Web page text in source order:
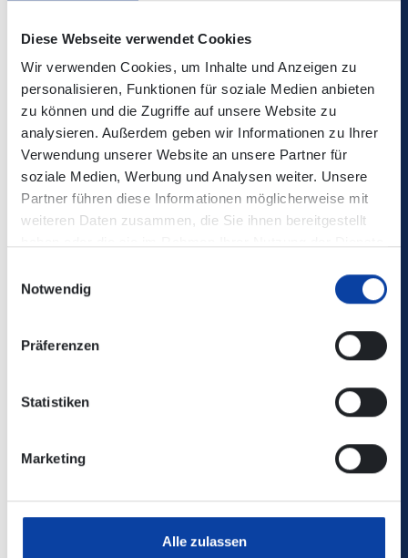
Diese Webseite verwendet Cookies
Wir verwenden Cookies, um Inhalte und Anzeigen zu
personalisieren, Funktionen für soziale Medien anbieten
zu können und die Zugriffe auf unsere Website zu
analysieren. Außerdem geben wir Informationen zu Ihrer
Verwendung unserer Website an unsere Partner für
soziale Medien, Werbung und Analysen weiter. Unsere
Partner führen diese Informationen möglicherweise mit
weiteren Daten zusammen, die Sie ihnen bereitgestellt
Notwendig
Präferenzen
Statistiken
Marketing
Alle zulassen
Ausgabe auf einer Chipkarte möglich, hierbei fallen
Am 04.07.2024 unterzeichneten die Vertreter der
Hochschulen im Verkehrsverbund Rhein-Mosel sowie der
Geschäftsführer des Verkehrsverbundes Rhein-Mosel die
entsprechenden Verträge.
„Nach den intensiven Verhandlungen der vergangenen
Monate freue ich mich sehr, dass die Hochschule Koblenz
Studierendenwerk Koblenz sowie der Verkehrsverbund
Deutschlandtickets als „neues“ Semesterticket allen
Nutzung des Öffentlichen Personennahverkehrs (ÖPNV)
eröffnet“, betont Stephan Pauly, Geschäftsführer des VRM.
„Neben dem günstigen und stark rabattierten Preis des ab
dem kommenden Wintersemester 2024/25 gültigen
Damit werden alle Verbund- und Tarifgrenzen innerhalb